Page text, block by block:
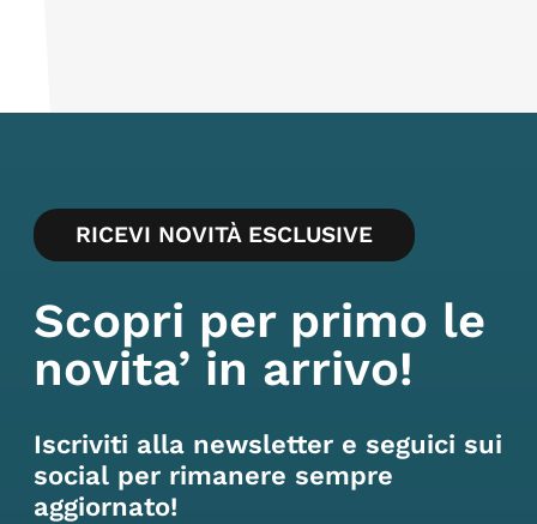
RICEVI NOVITÀ ESCLUSIVE
Scopri per primo le
novita’ in arrivo!
Iscriviti alla newsletter e seguici sui
social per rimanere sempre
aggiornato!